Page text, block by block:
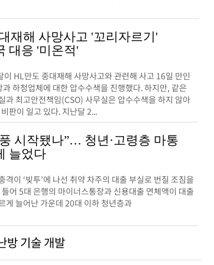
재해 사망사고 '꼬리자르기'
대응 '미온적'
이 HL만도 중대재해 사망사고와 관련해 사고 16일 만인
하청업체에 대한 압수수색을 진행했다. 하지만, 같은
과 최고안전책임(CSO) 사무실은 압수수색을 하지 않아
판이 일고 있다. 지난달 2...
시작됐나”… 청년·고령층 마통
늘었다
격이 ‘빚투’에 나선 취약 차주의 대출 부실로 번질 조짐을
어 5대 은행의 마이너스통장과 신용대출 연체액이 대출
게 늘어난 가운데 20대 이하 청년층과
방 기술 개발